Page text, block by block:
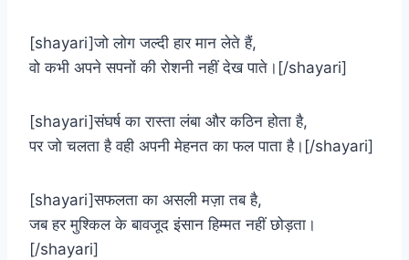
[shayari]जो लोग जल्दी हार मान लेते हैं,
वो कभी अपने सपनों की रोशनी नहीं देख पाते।[/shayari]
[shayari]संघर्ष का रास्ता लंबा और कठिन होता है,
पर जो चलता है वही अपनी मेहनत का फल पाता है।[/shayari]
[shayari]सफलता का असली मज़ा तब है,
जब हर मुश्किल के बावजूद इंसान हिम्मत नहीं छोड़ता।
[/shayari]